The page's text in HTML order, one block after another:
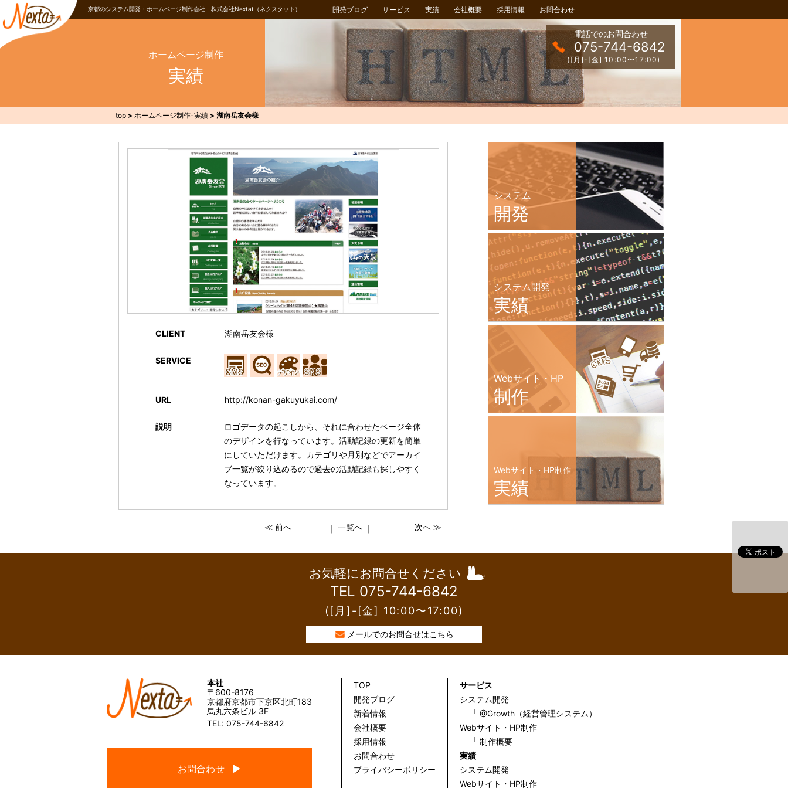
京都のシステム開発・ホームページ制作会社 株式会社Nextat（ネクスタット） 開発ブログ サービス 実績 会社概要 採用情報 お問合わせ
ホームページ制作
実績
電話でのお問合わせ
075-744-6842
([月]-[金] 10:00〜17:00)
top > ホームページ制作-実績 > 湖南岳友会様
CLIENT 湖南岳友会様
SERVICE
URL http://konan-gakuyukai.com/
説明
ロゴデータの起こしから、それに合わせたページ全体
のデザインを行なっています。活動記録の更新を簡単
にしていただけます。カテゴリや月別などでアーカイ
ブ一覧が絞り込めるので過去の活動記録も探しやすく
なっています。
≪ 前へ ｜ 一覧へ ｜ 次へ ≫
システム
開発
システム開発
実績
Webサイト・HP
制作
Webサイト・HP制作
実績
お気軽にお問合せください
TEL 075-744-6842
([月]-[金] 10:00〜17:00)
メールでのお問合せはこちら
本社
〒600-8176
京都府京都市下京区北町183
烏丸六条ビル 3F
TEL: 075-744-6842
お問合わせ ▶
TOP
開発ブログ
新着情報
会社概要
採用情報
お問合わせ
プライバシーポリシー
サービス
システム開発
└ @Growth（経営管理システム）
Webサイト・HP制作
└ 制作概要
実績
システム開発
Webサイト・HP制作